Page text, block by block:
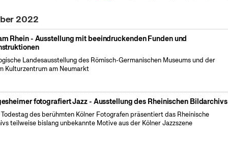
2022
Rhein - Ausstellung mit beeindruckenden Funden und
Landesausstellung des Römisch-Germanischen Museums und der
Kulturzentrum am Neumarkt
fotografiert Jazz - Ausstellung des Rheinischen Bildarchivs
des berühmten Kölner Fotografen präsentiert das Rheinische
teilweise bislang unbekannte Motive aus der Kölner Jazzszene